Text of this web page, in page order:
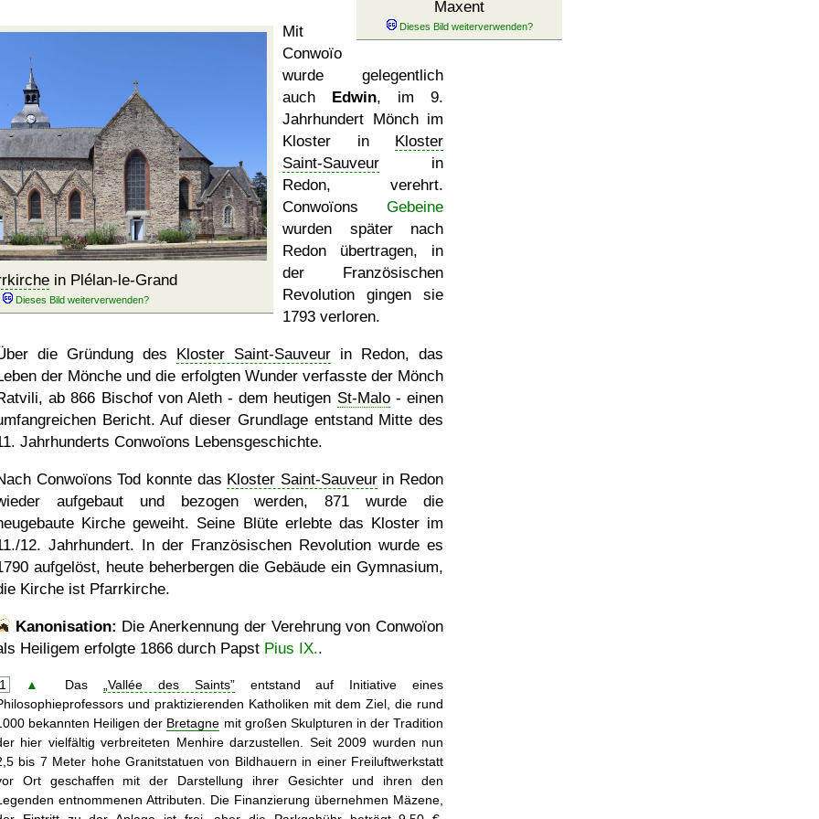
Maxent
in Plélan-le-Grand
Mit
Conwoïo
wurde gelegentlich
auch Edwin, im 9.
Jahrhundert Mönch im
Kloster in Kloster
Saint-Sauveur in
Redon, verehrt.
Conwoïons Gebeine
wurden später nach
Redon übertragen, in
der Französischen
Revolution gingen sie
1793 verloren.
die Gründung des Kloster Saint-Sauveur in Redon, das
der Mönche und die erfolgten Wunder verfasste der Mönch
ab 866 Bischof von Aleth - dem heutigen St-Malo- einen
Bericht. Auf dieser Grundlage entstand Mitte des
Jahrhunderts Conwoïons Lebensgeschichte.
Conwoïons Tod konnte das Kloster Saint-Sauveurin Redon
aufgebaut und bezogen werden, 871 wurde die
Kirche geweiht. Seine Blüte erlebte das Kloster im
12. Jahrhundert. In der Französischen Revolution wurde es
aufgelöst, heute beherbergen die Gebäude ein Gymnasium,
Kirche ist Pfarrkirche.
Kanonisation: Die Anerkennung der Verehrung von Conwoïon
Heiligem erfolgte 1866 durch Papst Pius IX..
1 ▲ Das Vallée des Saints entstand auf Initiative eines
und praktizierenden Katholiken mit dem Ziel, die rund
bekannten Heiligen der Bretagne mit großen Skulpturen in der Tradition
hier vielfältig verbreiteten Menhire darzustellen. Seit 2009 wurden nun
bis 7 Meter hohe Granitstatuen von Bildhauern in einer Freiluftwerkstatt
Ort geschaffen mit der Darstellung ihrer Gesichter und ihren den
entnommenen Attributen. Die Finanzierung übernehmen Mäzene,